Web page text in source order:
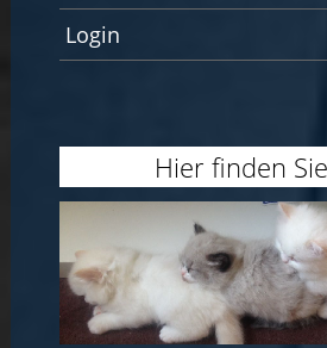
Login
Hier finden